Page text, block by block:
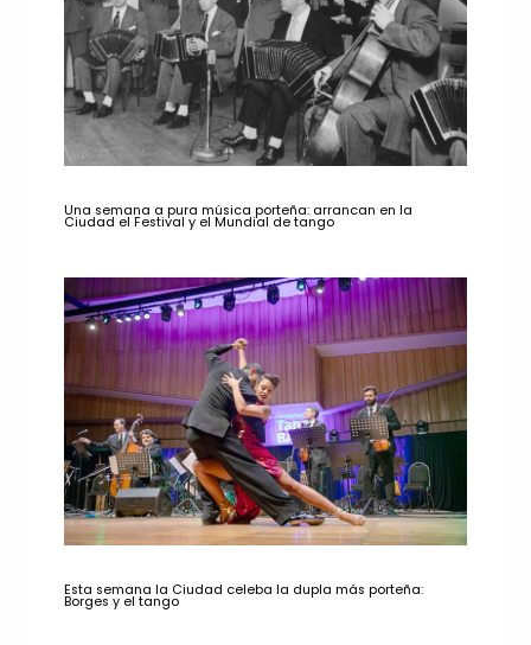
Una semana a pura música porteña: arrancan en la
Ciudad el Festival y el Mundial de tango
Esta semana la Ciudad celeba la dupla más porteña:
Borges y el tango